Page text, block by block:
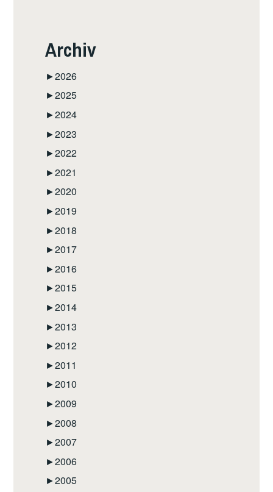
Archiv
►2026
►2025
►2024
►2023
►2022
►2021
►2020
►2019
►2018
►2017
►2016
►2015
►2014
►2013
►2012
►2011
►2010
►2009
►2008
►2007
►2006
►2005